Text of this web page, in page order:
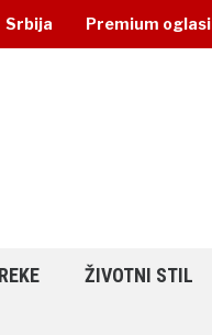
Srbija Premium oglasi
ŽIVOTNI STIL